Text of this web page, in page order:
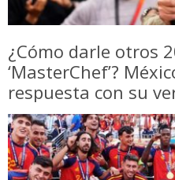
¿Cómo darle otros
‘MasterChef’?
respuesta con su